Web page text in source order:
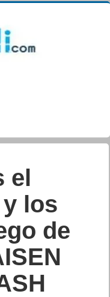
el
los
de